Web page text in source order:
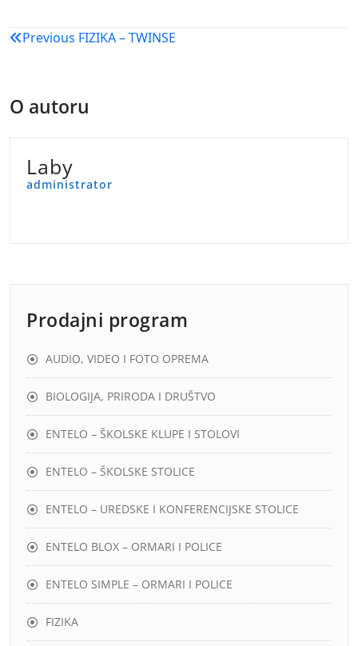
Navigacija
Previous FIZIKA – TWINSE
O autoru
Laby
administrator
Prodajni program
AUDIO, VIDEO I FOTO OPREMA
BIOLOGIJA, PRIRODA I DRUŠTVO
ENTELO – ŠKOLSKE KLUPE I STOLOVI
ENTELO – ŠKOLSKE STOLICE
ENTELO – UREDSKE I KONFERENCIJSKE STOLICE
ENTELO BLOX – ORMARI I POLICE
ENTELO SIMPLE – ORMARI I POLICE
FIZIKA